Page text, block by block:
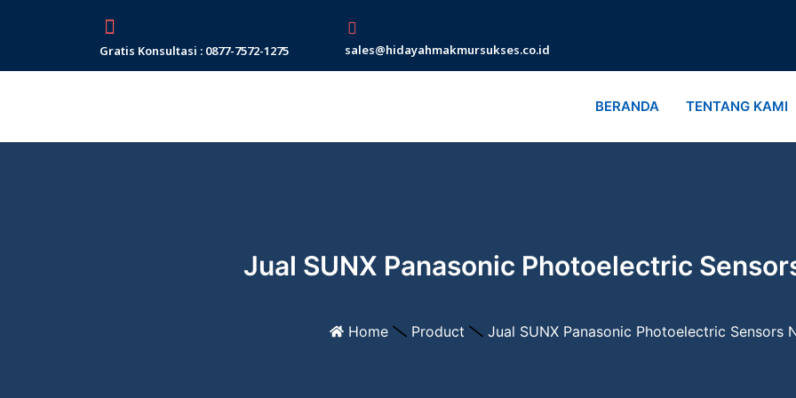
Gratis Konsultasi : 0877-7572-1275 sales@hidayahmakmursukses.co.id
BERANDA TENTANG KAMI
Jual SUNX Panasonic Photoelectric
Home Product Jual SUNX Panasonic Photoelectric Sensors